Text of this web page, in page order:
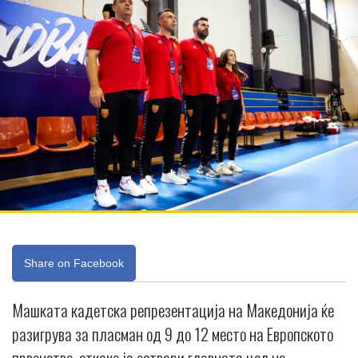
Share on Facebook
Машката кадетска репрезентација на Македонија ќе
разигрува за пласман од 9 до 12 место на Европското